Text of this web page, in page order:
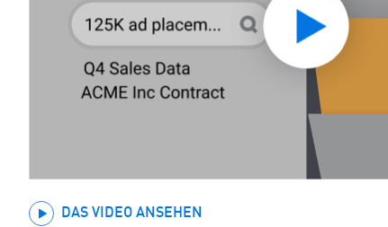
DAS VIDEO ANSEHEN